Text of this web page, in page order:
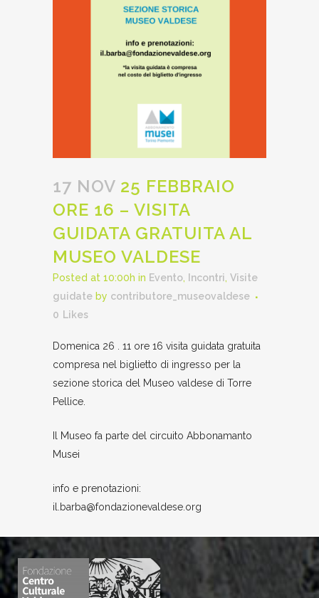
17 NOV 25 FEBBRAIO
ORE 16 – VISITA
GUIDATA GRATUITA AL
MUSEO VALDESE
Posted at 10:00h in Evento, Incontri, Visite
guidate by contributore_museovaldese
0 Likes
Domenica 26 . 11 ore 16 visita guidata gratuita
compresa nel biglietto di ingresso per la
sezione storica del Museo valdese di Torre
Pellice.
Il Museo fa parte del circuito Abbonamanto
Musei
info e prenotazioni:
il.barba@fondazionevaldese.org